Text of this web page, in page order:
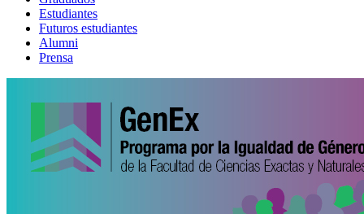
Estudiantes
Futuros estudiantes
Alumni
Prensa